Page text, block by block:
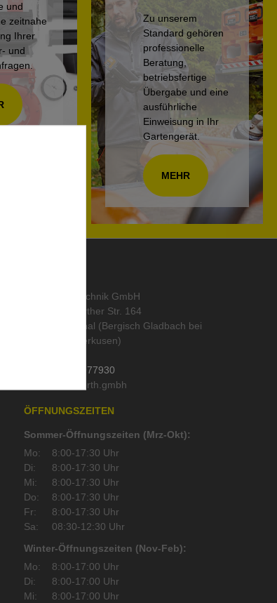
und
zeitnahe
Ihrer
und
Zu unserem
Standard gehören
professionelle
Beratung,
betriebsfertige
Übergabe und eine
ausführliche
Einweisung in Ihr
Gartengerät.
MEHR
ORTH Landtechnik GmbH
Alte Wipperfürther Str. 164
51519 Odenthal (Bergisch Gladbach bei
Köln und Leverkusen)
02202 / 977930
ÖFFNUNGSZEITEN
Sommer-Öffnungszeiten (Mrz-Okt):
Mo:
8:00-17:30 Uhr
Di:
8:00-17:30 Uhr
Mi:
8:00-17:30 Uhr
Do:
8:00-17:30 Uhr
Fr:
8:00-17:30 Uhr
Sa:
08:30-12:30 Uhr
Winter-Öffnungszeiten (Nov-Feb):
Mo:
8:00-17:00 Uhr
Di:
8:00-17:00 Uhr
Mi:
8:00-17:00 Uhr